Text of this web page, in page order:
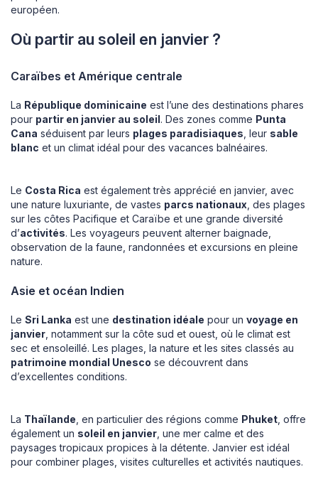
européen.
Où partir au soleil en janvier ?
Caraïbes et Amérique centrale
La République dominicaine est l’une des destinations phares
pour partir en janvier au soleil. Des zones comme Punta
Cana séduisent par leurs plages paradisiaques , leur sable
blanc et un climat idéal pour des vacances balnéaires.
Le Costa Rica est également très apprécié en janvier, avec
une nature luxuriante, de vastes parcs nationaux , des plages
sur les côtes Pacifique et Caraïbe et une grande diversité
d’activités. Les voyageurs peuvent alterner baignade,
observation de la faune, randonnées et excursions en pleine
nature.
Asie et océan Indien
Le Sri Lanka est une destination idéale pour un voyage en
janvier , notamment sur la côte sud et ouest, où le climat est
sec et ensoleillé. Les plages, la nature et les sites classés au
patrimoine mondial Unesco se découvrent dans
d’excellentes conditions.
La Thaïlande , en particulier des régions comme Phuket , offre
également un soleil en janvier , une mer calme et des
paysages tropicaux propices à la détente. Janvier est idéal
pour combiner plages, visites culturelles et activités nautiques.